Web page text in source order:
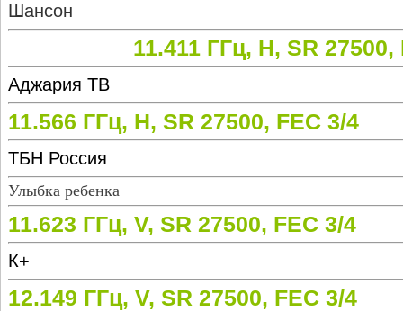
Шансон
11.411 ГГц, H, SR 27500,
Аджария ТВ
11.566 ГГц, H, SR 27500, FEC 3/4
ТБН Россия
Улыбка ребенка
11.623 ГГц, V, SR 27500, FEC 3/4
К+
12.149 ГГц, V, SR 27500, FEC 3/4